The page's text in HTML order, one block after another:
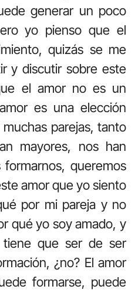
generar un poco
yo pienso que el
quizás se me
y discutir sobre este
el amor no es un
es una elección
parejas, tanto
mayores, nos han
queremos
amor que yo siento
por mi pareja y no
qué yo soy amado, y
que ser de ser
¿no? El amor
formarse, puede